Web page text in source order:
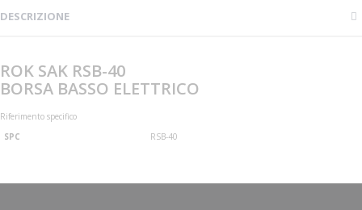
DESCRIZIONE
ROK SAK RSB-40
BORSA BASSO ELETTRICO
Riferimento specifico
SPC
RSB-40